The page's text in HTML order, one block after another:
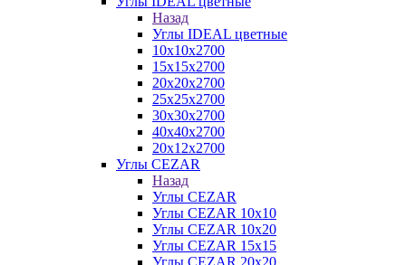
Назад
Углы IDEAL цветные
10х10х2700
15х15х2700
20х20х2700
25х25х2700
30х30х2700
40х40х2700
20х12х2700
Углы CEZAR
Назад
Углы CEZAR
Углы CEZAR 10х10
Углы CEZAR 10х20
Углы CEZAR 15х15
Углы CEZAR 20х20